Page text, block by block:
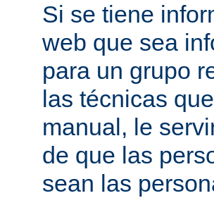
Si se tiene
web que sea
para un grupo
las técnicas
manual, le
de que las
sean las